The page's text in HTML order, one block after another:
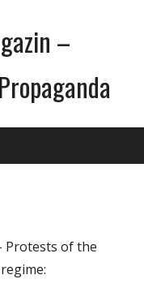
–
Protests of the